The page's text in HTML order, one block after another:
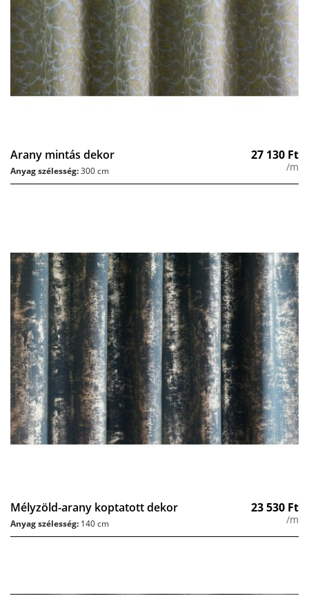
Arany mintás dekor 27 130 Ft
/m
Anyag szélesség:300 cm
Mélyzöld-arany koptatott dekor 23 530 Ft
/m
Anyag szélesség: 140 cm